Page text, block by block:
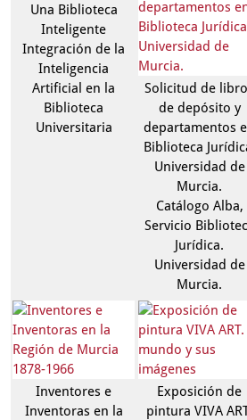
Una Biblioteca
Inteligente
Integración de la
Inteligencia
Artificial en la
Biblioteca
Universitaria
Solicitud de
de depósito y
departamentos
Biblioteca
Universidad de
Murcia.
Catálogo Alba,
Servicio
Jurídica.
Universidad de
Murcia.
Inventores e
Inventoras en la
Exposición de
pintura VIVA